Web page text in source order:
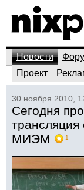
Новости
Проект
30 ноября 2010,
Сегодня
МИЭМ
1